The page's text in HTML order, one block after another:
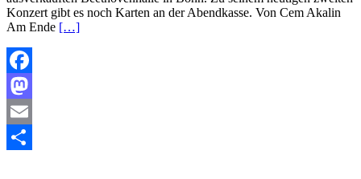
Konzert gibt es noch Karten an der Abendkasse. Von Cem Akalin
Am Ende […]
Facebook
Mastodon
Email